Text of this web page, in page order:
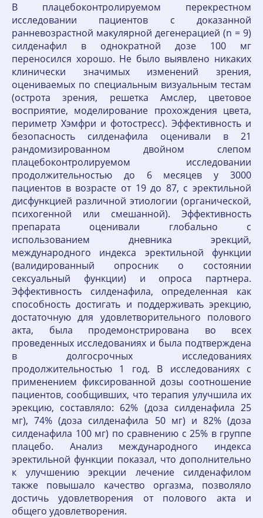
В плацебоконтролируемом перекрестном
исследовании пациентов с доказанной
ранневозрастной макулярной дегенерацией (n = 9)
силденафил в однократной дозе 100 мг
переносился хорошо. Не было выявлено никаких
клинически значимых изменений зрения,
оцениваемых по специальным визуальным тестам
(острота зрения, решетка Амслер, цветовое
восприятие, моделирование прохождения цвета,
периметр Хэмфри и фотостресс). Эффективность и
безопасность силденафила оценивали в 21
рандомизированном двойном слепом
плацебоконтролируемом исследовании
продолжительностью до 6 месяцев у 3000
пациентов в возрасте от 19 до 87, с эректильной
дисфункцией различной этиологии (органической,
психогенной или смешанной). Эффективность
препарата оценивали глобально с
использованием дневника эрекций,
международного индекса эректильной функции
(валидированный опросник о состоянии
сексуальный функции) и опроса партнера.
Эффективность силденафила, определенная как
способность достигать и поддерживать эрекцию,
достаточную для удовлетворительного полового
акта, была продемонстрирована во всех
проведенных исследованиях и была подтверждена
в долгосрочных исследованиях
продолжительностью 1 год. В исследованиях с
применением фиксированной дозы соотношение
пациентов, сообщивших, что терапия улучшила их
эрекцию, составляло: 62% (доза силденафила 25
мг), 74% (доза силденафила 50 мг) и 82% (доза
силденафила 100 мг) по сравнению с 25% в группе
плацебо. Анализ международного индекса
эректильной функции показал, что дополнительно
к улучшению эрекции лечение силденафилом
также повышало качество оргазма, позволяло
достичь удовлетворения от полового акта и
общего удовлетворения.